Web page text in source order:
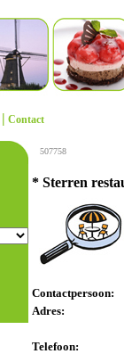
| Contact
507758
* Sterren
Contactpersoon:
Adres:
Telefoon: